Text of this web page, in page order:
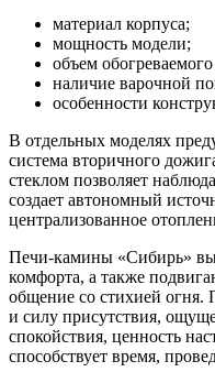
материал корпуса;
мощность модели;
объем
наличие варочной
особенности
В отдельных моделях
система вторичного
стеклом позволяет
создает автономный
централизованное
Печи-камины «Сибирь»
комфорта, а также
общение со стихией огня.
и силу присутствия,
спокойствия, ценность
способствует время,